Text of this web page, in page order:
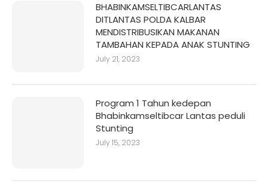
BHABINKAMSELTIBCARLANTAS
DITLANTAS POLDA KALBAR
MENDISTRIBUSIKAN MAKANAN
TAMBAHAN KEPADA ANAK STUNTING
July 21, 2023
Program 1 Tahun kedepan
Bhabinkamseltibcar Lantas peduli
Stunting
July 15, 2023